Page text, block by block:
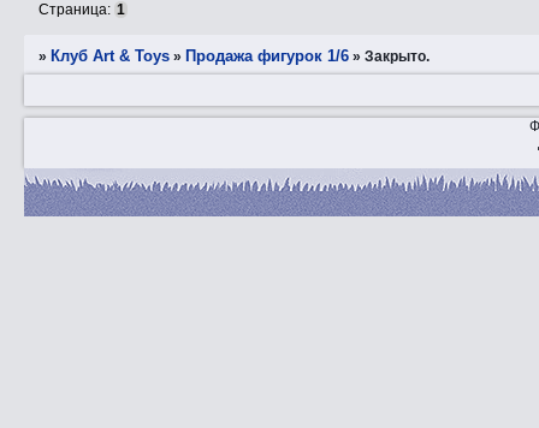
Страница: 1
» Клуб Art & Toys » Продажа фигурок 1/6 »Закрытo.